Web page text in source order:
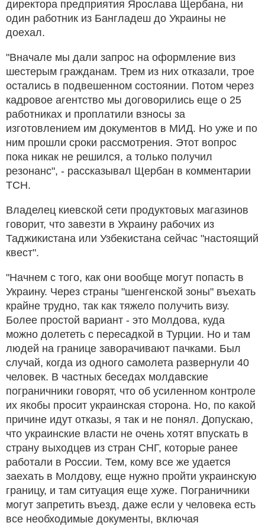
директора предприятия Ярослава Щербана, ни
один работник из Бангладеш до Украины не
доехал.
"Вначале мы дали запрос на оформление виз
шестерым гражданам. Трем из них отказали, трое
остались в подвешенном состоянии. Потом через
кадровое агентство мы договорились еще о 25
работниках и проплатили взносы за
изготовлением им документов в МИД. Но уже и по
ним прошли сроки рассмотрения. Этот вопрос
пока никак не решился, а только получил
резонанс", - рассказывал Щербан в комментарии
ТСН.
Владелец киевской сети продуктовых магазинов
говорит, что завезти в Украину рабочих из
Таджикистана или Узбекистана сейчас "настоящий
квест".
"Начнем с того, как они вообще могут попасть в
Украину. Через страны "шенгенской зоны" въехать
крайне трудно, так как тяжело получить визу.
Более простой вариант - это Молдова, куда
можно долететь с пересадкой в Турции. Но и там
людей на границе заворачивают пачками. Был
случай, когда из одного самолета развернули 40
человек. В частных беседах молдавские
пограничники говорят, что об усиленном контроле
их якобы просит украинская сторона. Но, по какой
причине идут отказы, я так и не понял. Допускаю,
что украинские власти не очень хотят впускать в
страну выходцев из стран СНГ, которые ранее
работали в России. Тем, кому все же удается
заехать в Молдову, еще нужно пройти украинскую
границу, и там ситуация еще хуже. Пограничники
могут запретить въезд, даже если у человека есть
все необходимые документы, включая